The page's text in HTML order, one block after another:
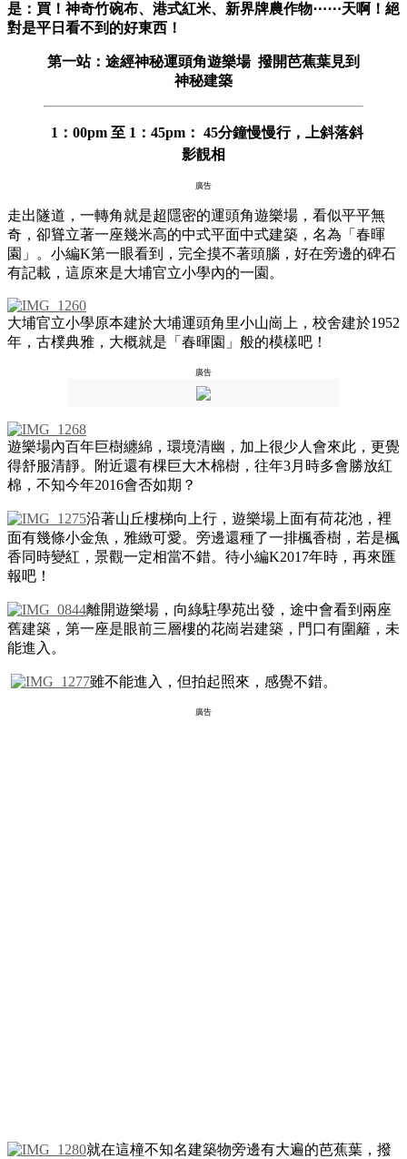
是：買！神奇竹碗布、港式紅米、新界牌農作物⋯⋯天啊！絕
對是平日看不到的好東西！
第一站：途經神秘運頭角遊樂場 撥開芭蕉葉見到
神秘建築
1：00pm 至 1：45pm： 45分鐘慢慢行，上斜落斜
影靚相
廣告
走出隧道，一轉角就是超隱密的運頭角遊樂場，看似平平無
奇，卻聳立著一座幾米高的中式平面中式建築，名為「春暉
園」。小編K第一眼看到，完全摸不著頭腦，好在旁邊的碑石
有記載，這原來是大埔官立小學內的一園。
大埔官立小學原本建於大埔運頭角里小山崗上，校舍建於1952
年，古樸典雅，大概就是「春暉園」般的模樣吧！
廣告
遊樂場內百年巨樹纏綿，環境清幽，加上很少人會來此，更覺
得舒服清靜。附近還有棵巨大木棉樹，往年3月時多會勝放紅
棉，不知今年2016會否如期？
沿著山丘樓梯向上行，遊樂場上面有荷花池，裡
面有幾條小金魚，雅緻可愛。旁邊還種了一排楓香樹，若是楓
香同時變紅，景觀一定相當不錯。待小編K2017年時，再來匯
報吧！
離開遊樂場，向綠駐學苑出發，途中會看到兩座
舊建築，第一座是眼前三層樓的花崗岩建築，門口有圍籬，未
能進入。
雖不能進入，但拍起照來，感覺不錯。
廣告
就在這橦不知名建築物旁邊有大遍的芭蕉葉，撥